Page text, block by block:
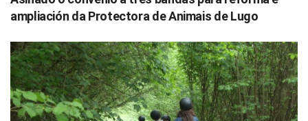
ampliación da Protectora de Animais de Lugo